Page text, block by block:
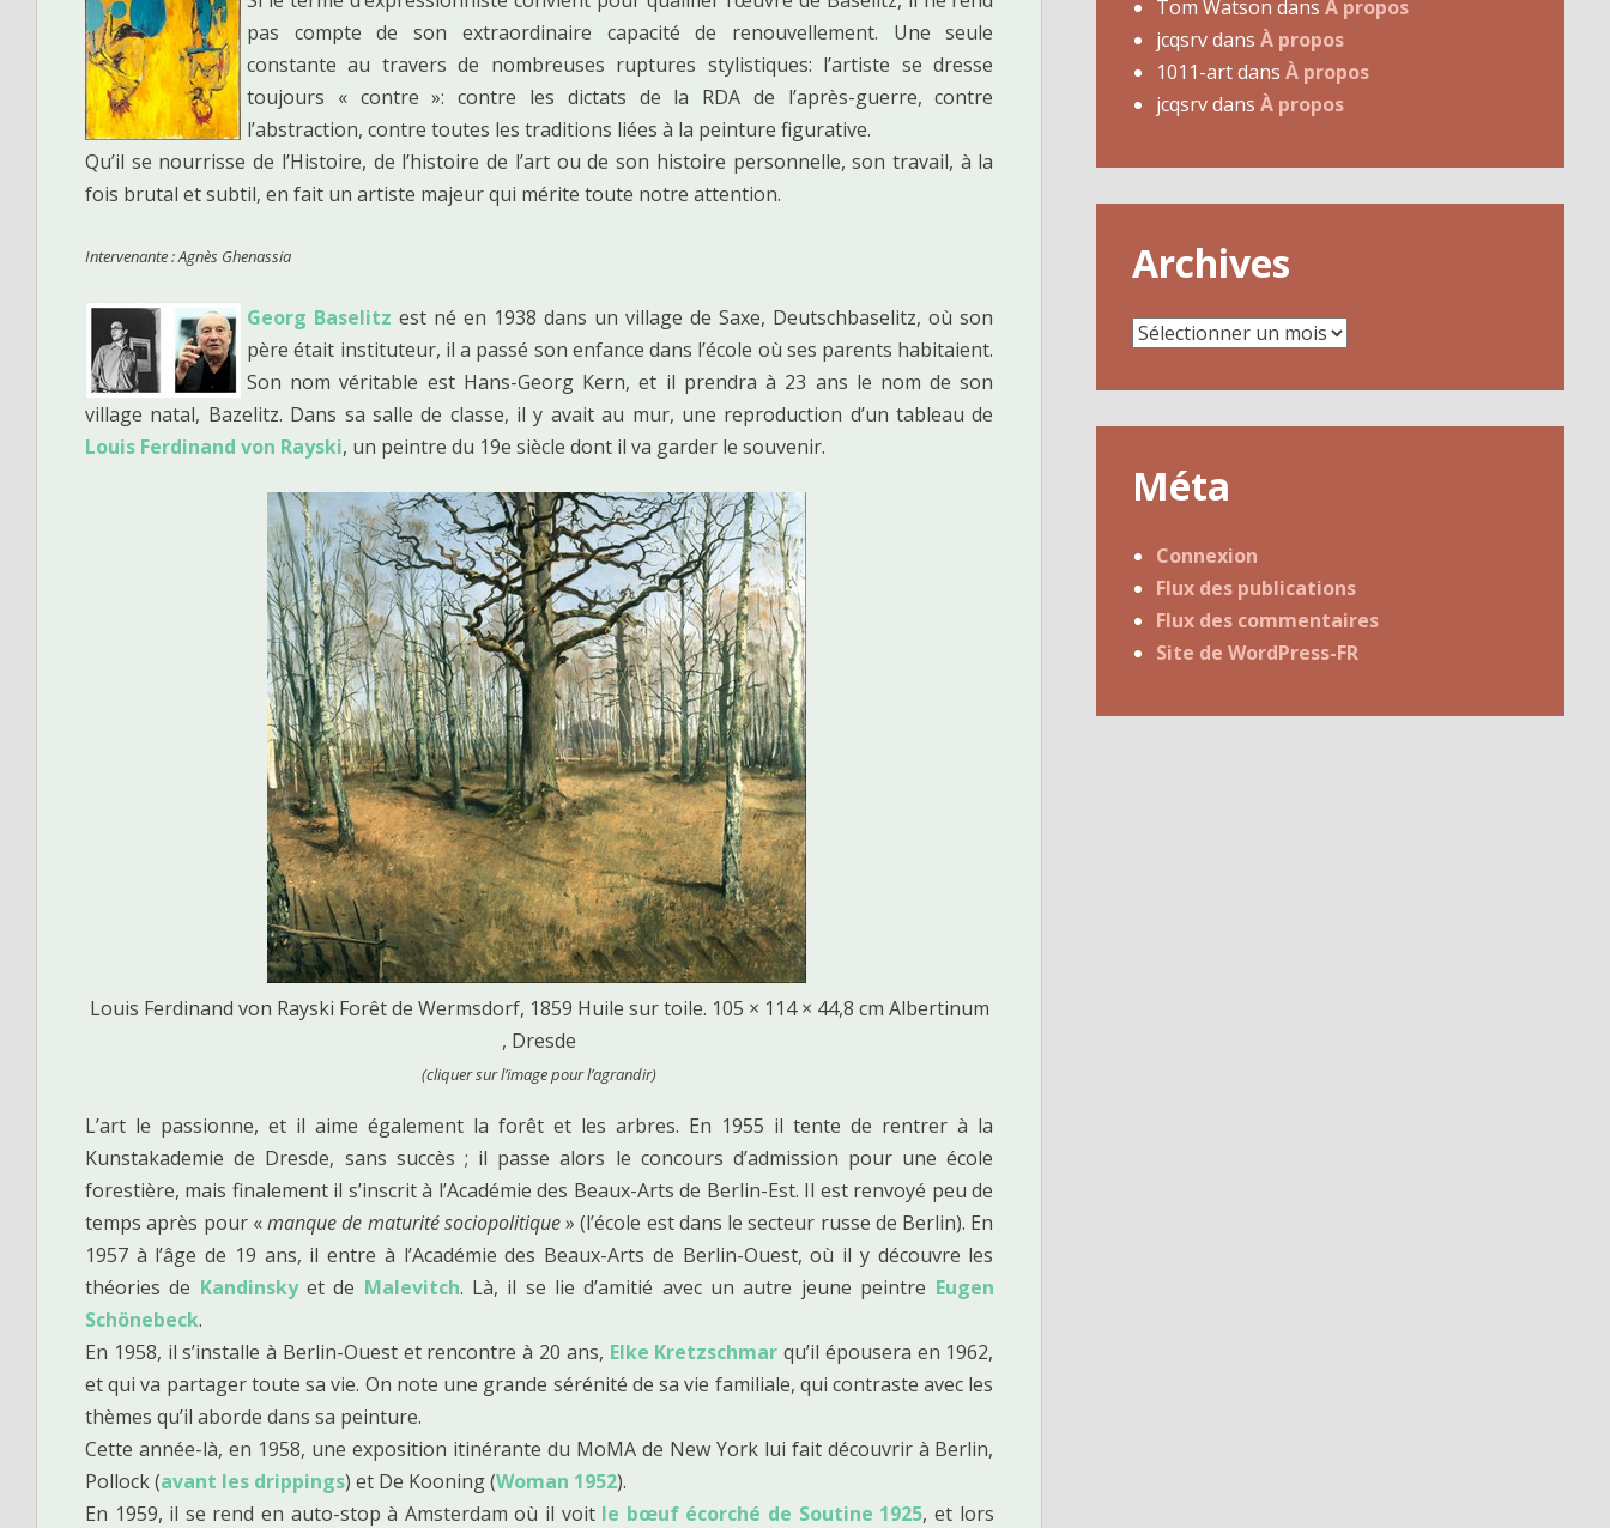
pas compte de son extraordinaire capacité de renouvellement. Une seule
constante au travers de nombreuses ruptures stylistiques: l’artiste se dresse
toujours « contre »: contre les dictats de la RDA de l’après-guerre, contre
l’abstraction, contre toutes les traditions liées à la peinture figurative.
Qu’il se nourrisse de l’Histoire, de l’histoire de l’art ou de son histoire personnelle, son travail, à la
fois brutal et subtil, en fait un artiste majeur qui mérite toute notre attention.
Intervenante : Agnès Ghenassia
Georg Baselitz est né en 1938 dans un village de Saxe, Deutschbaselitz, où son
père était instituteur, il a passé son enfance dans l’école où ses parents habitaient.
Son nom véritable est Hans-Georg Kern, et il prendra à 23 ans le nom de son
village natal, Bazelitz. Dans sa salle de classe, il y avait au mur, une reproduction d’un tableau de
Louis Ferdinand von Rayski, un peintre du 19e siècle dont il va garder le souvenir.
Louis Ferdinand von Rayski Forêt de Wermsdorf, 1859 Huile sur toile. 105 × 114 × 44,8 cm Albertinum
, Dresde
(cliquer sur l’image pour l’agrandir)
L’art le passionne, et il aime également la forêt et les arbres. En 1955 il tente de rentrer à la
Kunstakademie de Dresde, sans succès ; il passe alors le concours d’admission pour une école
forestière, mais finalement il s’inscrit à l’Académie des Beaux-Arts de Berlin-Est. Il est renvoyé peu de
temps après pour «manque de maturité sociopolitique» (l’école est dans le secteur russe de Berlin). En
1957 à l’âge de 19 ans, il entre à l’Académie des Beaux-Arts de Berlin-Ouest, où il y découvre les
théories de Kandinskyet de Malevitch. Là, il se lie d’amitié avec un autre jeune peintre Eugen
Schönebeck.
En 1958, il s’installe à Berlin-Ouest et rencontre à 20 ans, Elke Kretzschmar qu’il épousera en 1962,
et qui va partager toute sa vie. On note une grande sérénité de sa vie familiale, qui contraste avec les
thèmes qu’il aborde dans sa peinture.
Cette année-là, en 1958, une exposition itinérante du MoMA de New York lui fait découvrir à Berlin,
Pollock (avant les drippings) et De Kooning (Woman 1952).
En 1959, il se rend en auto-stop à Amsterdam où il voit le bœuf écorché de Soutine 1925, et lors
Tom Watson dansÀ propos
jcqsrvdansÀ propos
1011-artdansÀ propos
jcqsrvdansÀ propos
Archives
Archives
Méta
Connexion
Flux des publications
Flux des commentaires
Site de WordPress-FR